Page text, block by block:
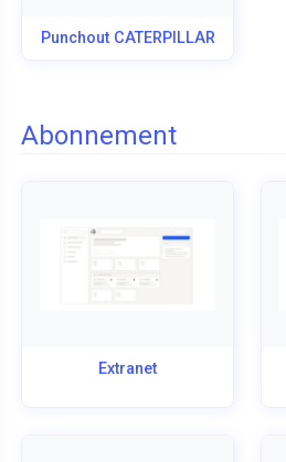
Punchout CATERPILLAR
Abonnement
Extranet